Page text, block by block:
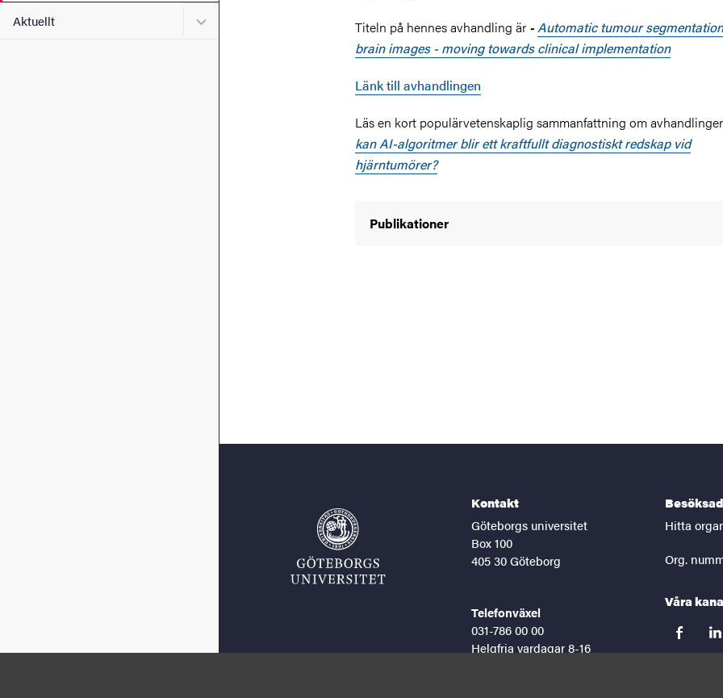
Aktuellt Undermeny för Aktuellt
Titeln på hennes avhandling är -Automatic tumour
brain images - moving towards clinical implementation
Länk till avhandlingen
Läs en kort populärvetenskaplig sammanfattning om
kan AI-algoritmer blir ett kraftfullt diagnostiskt redskap vid
hjärntumörer?
Publikationer
Kontakt
Göteborgs universitet
Box 100
405 30 Göteborg
Telefonväxel
031-786 00 00
Helgfria vardagar 8-16
Hitta
Org.
Våra
facebook